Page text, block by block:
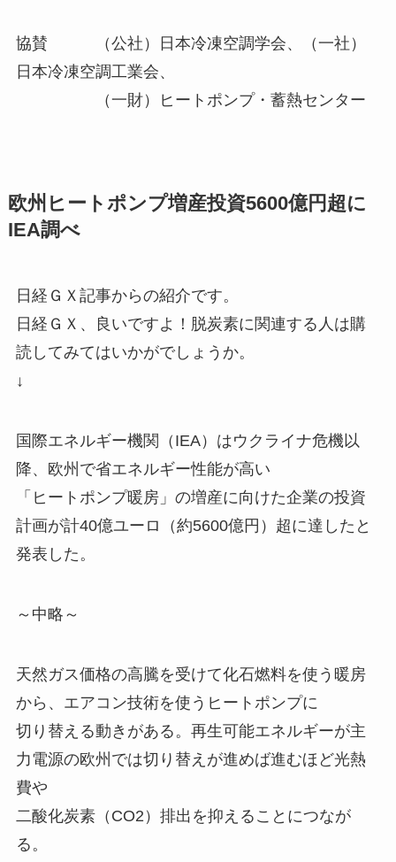
協賛 （公社）日本冷凍空調学会、（一社）
日本冷凍空調工業会、
（一財）ヒートポンプ・蓄熱センター
欧州ヒートポンプ増産投資5600億円超に
IEA調べ
日経ＧＸ記事からの紹介です。
日経ＧＸ、良いですよ！脱炭素に関連する人は購
読してみてはいかがでしょうか。
↓
国際エネルギー機関（IEA）はウクライナ危機以
降、欧州で省エネルギー性能が高い
「ヒートポンプ暖房」の増産に向けた企業の投資
計画が計40億ユーロ（約5600億円）超に達したと
発表した。
～中略～
天然ガス価格の高騰を受けて化石燃料を使う暖房
から、エアコン技術を使うヒートポンプに
切り替える動きがある。再生可能エネルギーが主
力電源の欧州では切り替えが進めば進むほど光熱
費や
二酸化炭素（CO2）排出を抑えることにつなが
る。